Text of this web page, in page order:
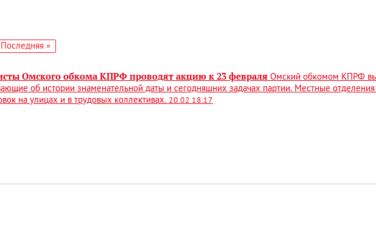
Последняя
Последняя »
Омского обкома КПРФ проводят акцию к 23 февраля Омский обкомом КПРФ
об истории знаменательной даты и сегодняшних задачах партии. Местные
на улицах и в трудовых коллективах. 20.02 18:17